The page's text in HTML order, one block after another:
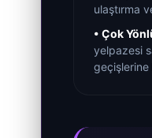
ulaştırma
• Çok
yelpazesi